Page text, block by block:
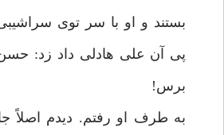
بستند و او با سر توى سراشيبى
پى آن على هادلى داد زد:
برس!
به طرف او رفتم. ديدم اصلاً